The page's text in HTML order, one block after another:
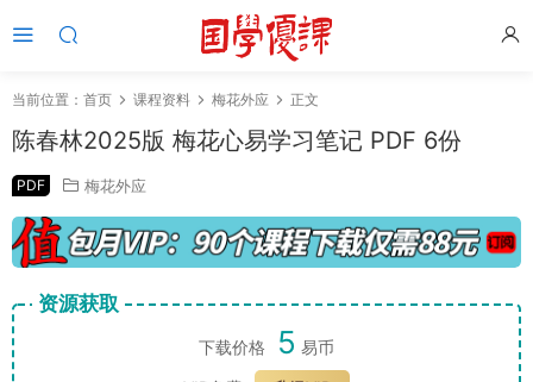
当前位置： 首页 课程资料 梅花外应 正文
陈春林2025版 梅花心易学习笔记 PDF 6份
PDF 梅花外应
资源获取
下载价格 5 易币